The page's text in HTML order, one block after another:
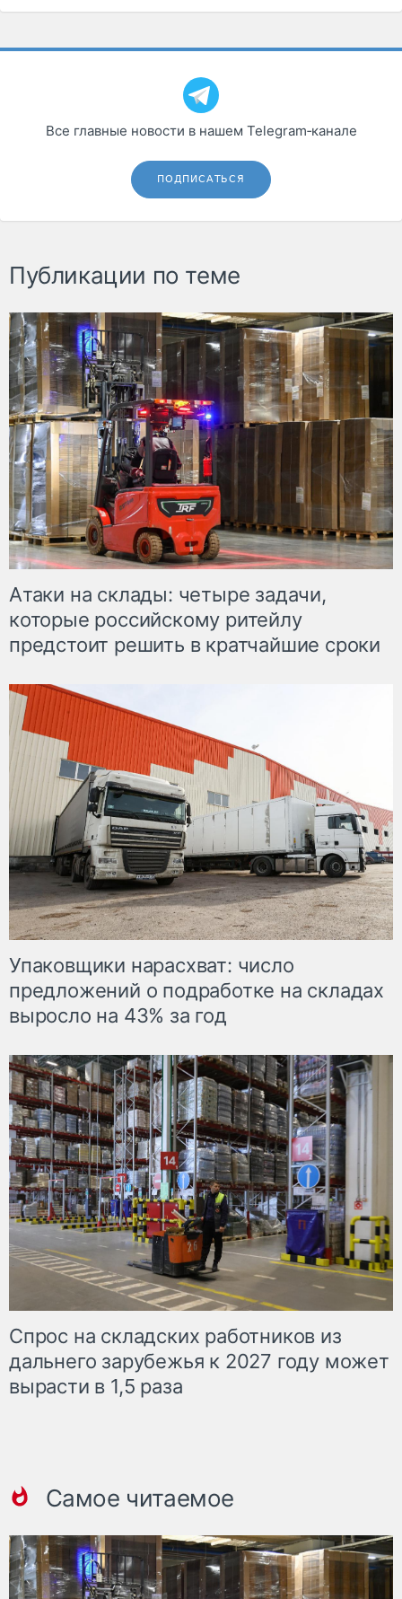
Все главные новости в нашем Telegram‑канале
ПОДПИСАТЬСЯ
Публикации по теме
Атаки на склады: четыре задачи,
которые российскому ритейлу
предстоит решить в кратчайшие сроки
Упаковщики нарасхват: число
предложений о подработке на складах
выросло на 43% за год
Спрос на складских работников из
дальнего зарубежья к 2027 году может
вырасти в 1,5 раза
Самое читаемое